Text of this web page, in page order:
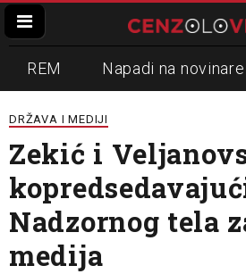
REM Napadi na novinare
Zvučni top
Propaganda Lokalni
Informer Slavko Ćuruvija
DRŽAVA I MEDIJI
Zekić i
Nadzornog tela
medija